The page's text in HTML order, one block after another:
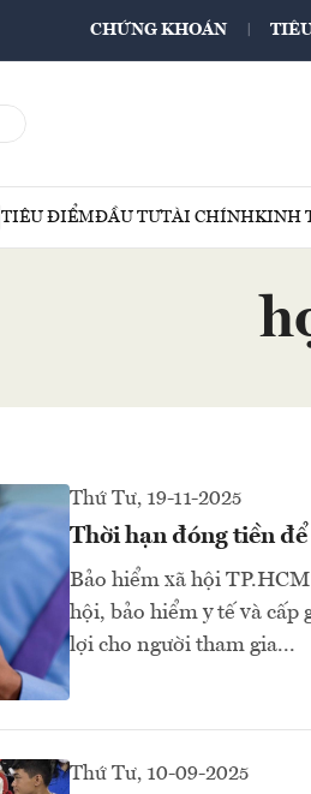
CHỨNG KHOÁN
TIÊU ĐIỂMĐẦU TƯTÀI CHÍNHKINH
Thứ Tư, 19-11-2025
Thời hạn đóng tiền
Bảo hiểm xã hội
hội, bảo hiểm y tế và cấp
lợi cho người tham gia...
Thứ Tư, 10-09-2025